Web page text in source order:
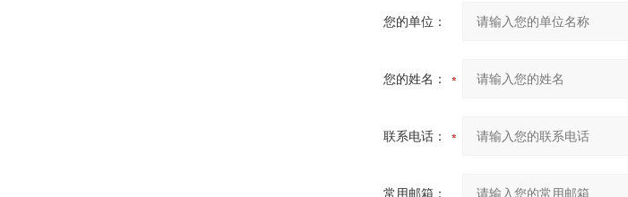
您的单位：
您的姓名：
联系电话：
常用邮箱：